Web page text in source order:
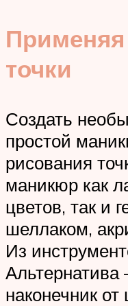
точки
Создать
простой
рисования
маникюр как
цветов, так и
шеллаком,
Из
Альтернатива
наконечник